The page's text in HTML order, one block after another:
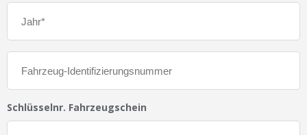
Schlüsselnr. Fahrzeugschein